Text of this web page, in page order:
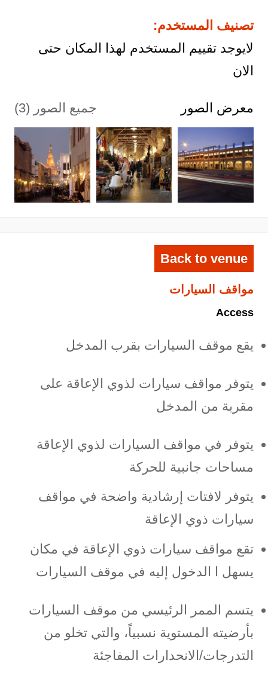
تصنيف المستخدم:
لايوجد تقييم المستخدم لهذا المكان حتى
الان
معرض الصور جميع الصور (3)
Back to venue
مواقف السيارات
Access
يقع موقف السيارات بقرب المدخل
يتوفر مواقف سيارات لذوي الإعاقة على
مقربة من المدخل
يتوفر في مواقف السيارات لذوي الإعاقة
مساحات جانبية للحركة
يتوفر لافتات إرشادية واضحة في مواقف
سيارات ذوي الإعاقة
تقع مواقف سيارات ذوي الإعاقة في مكان
يسهل ا الدخول إليه في موقف السيارات
يتسم الممر الرئيسي من موقف السيارات
بأرضيته المستوية نسبياً، والتي تخلو من
التدرجات/الانحدارات المفاجئة